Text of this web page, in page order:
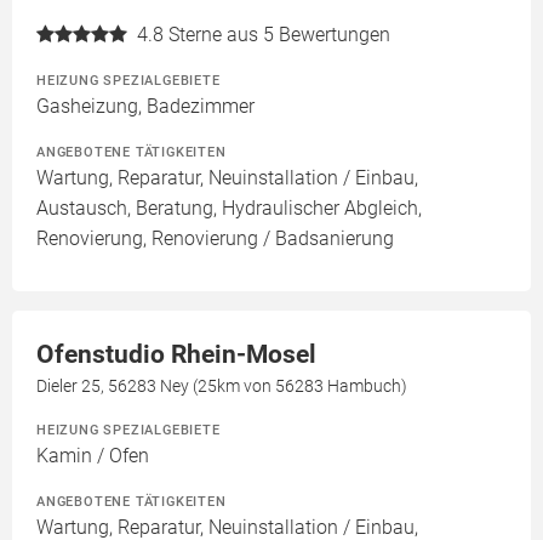
4.8 Sterne aus 5 Bewertungen
HEIZUNG SPEZIALGEBIETE
Gasheizung, Badezimmer
ANGEBOTENE TÄTIGKEITEN
Wartung, Reparatur, Neuinstallation / Einbau,
Austausch, Beratung, Hydraulischer Abgleich,
Renovierung, Renovierung / Badsanierung
Ofenstudio Rhein-Mosel
Dieler 25, 56283 Ney (25km von 56283 Hambuch)
HEIZUNG SPEZIALGEBIETE
Kamin / Ofen
ANGEBOTENE TÄTIGKEITEN
Wartung, Reparatur, Neuinstallation / Einbau,